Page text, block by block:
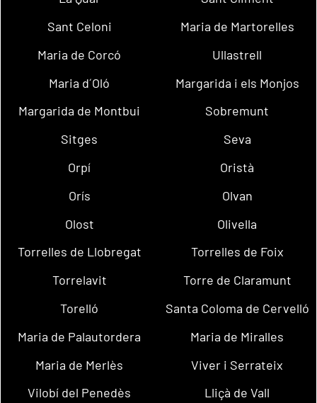
Sant Celoni
Maria de Martorelles
Maria de Corcó
Ullastrell
Maria d´Oló
Margarida i els Monjos
Margarida de Montbui
Sobremunt
Sitges
Seva
Orpí
Oristà
Orís
Olvan
Olost
Olivella
Torrelles de Llobregat
Torrelles de Foix
Torrelavit
Torre de Claramunt
Torelló
Santa Coloma de Cervelló
Maria de Palautordera
Maria de Miralles
Maria de Merlès
Viver i Serrateix
Vilobí del Penedès
Lliçà de Vall